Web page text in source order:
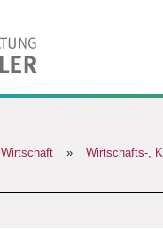
Wirtschaft » Wirtschafts-,